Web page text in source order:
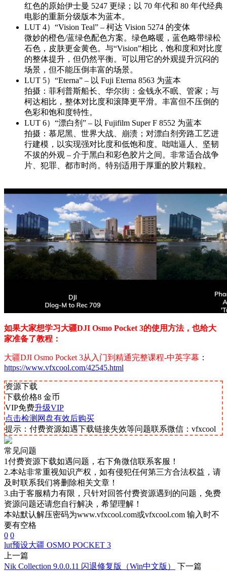
红色的原始伊士曼 5247 更绿；以 70 年代和 80 年代经典
电影的重新分级版本为蓝本。
LUT 4）“Vision Teal” – 柯达 Vision 5274 的变体
微妙的橙色/蓝绿色配色方案。绿色略暖，蓝色略带绿松
石色，皮肤更金黄色。与“Vision”相比，饱和度和对比度
的整体提升，但仍然平衡。可以用它的外观提升沉闷的
场景，但不能压倒丰富的场景。
LUT 5）“Eterna” – 以 Fuji Eterna 8563 为蓝本
拍摄：菲利普斯船长、华尔街：金钱永不眠、管家；与
柯达相比，整体对比度和滚降更平滑。丰富但不压倒的
色彩和饱和度特性。
LUT 6）“漂白剂” – 以 Fujifilm Super F 8552 为蓝本
拍摄：慕尼黑、世界大战、崩溃；对漂白剂旁路工艺进
行建模，以实现强对比度和低饱和度。咄咄逼人、坚韧
不拔的外观 – 介于黑白和彩色胶片之间。非常适合战争
片、犯罪、都市时尚。特别适用于厚重的胶片颗粒。
如果大家想学习大疆DJI Osmo Pocket 3的使用方法，也给大
家准备了教程：
大疆DJI Osmo Pocket 3从入门到精通完整课程-中英字幕 ：
https://www.vfxcool.com/42545.html
资源下载
下载价格8 金币
VIP免费升级VIP
点击检测网盘有效后购买
提示：付费资源如遇下载链接失效等问题联系微信：vfxcool
常见问题
1付费资源下载如遇问题，右下角微信联系客服！
2.本站非常重视知识产权，如有侵犯任何第三方合法权益，请
及时联系我们将删除相关文章！
3.由于客服精力有限，只针对回答付费资源遇到的问题，免费
资源问题还请您自行解决，希望理解！
本站默认解压密码为www.vfxcool.com或vfxcool.com 输入时不
要有空格
0 0
lut预设大疆 OSMO POCKET 3
上一篇
Nik Collection 9.0.0.11 闪退修复版（Win中文版）
下一篇